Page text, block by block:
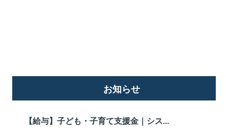
お知らせ
【給与】子ども・子育て支援金｜シス...